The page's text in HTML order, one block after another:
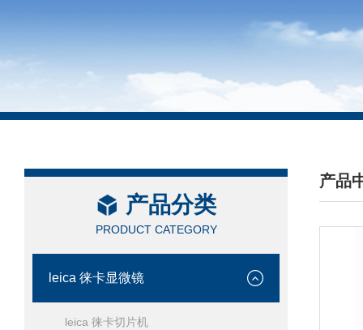
产品分类
PRODUCT CATEGORY
leica 徕卡显微镜
leica 徕卡切片机
产品
/